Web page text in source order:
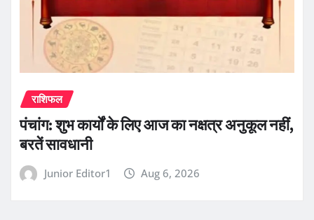
राशिफल
पंचांग: शुभ कार्यों के लिए आज का नक्षत्र अनुकूल नहीं,
बरतें सावधानी
Junior Editor1 Aug 6, 2026